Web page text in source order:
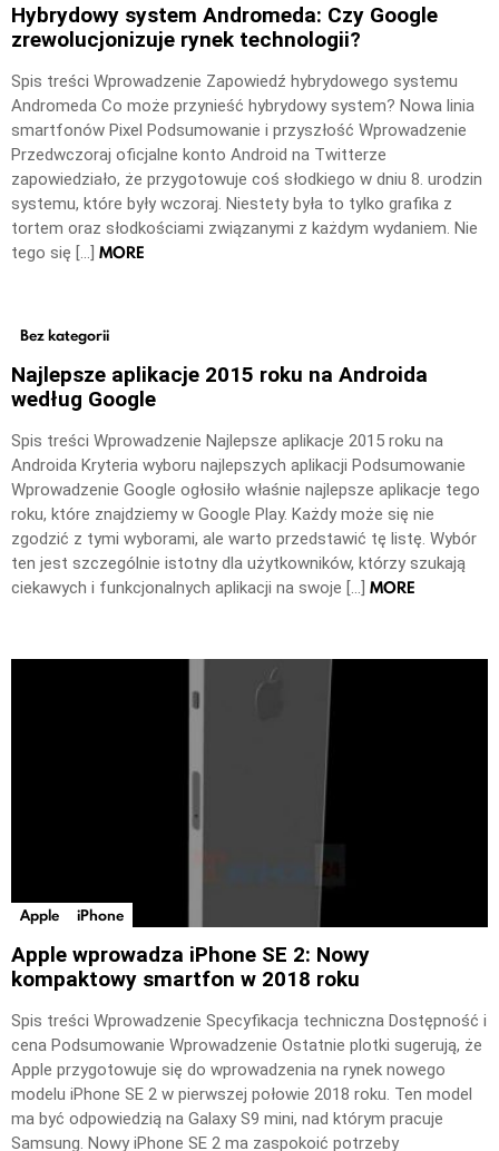
Hybrydowy system Andromeda: Czy Google
zrewolucjonizuje rynek technologii?
Spis treści Wprowadzenie Zapowiedź hybrydowego systemu
Andromeda Co może przynieść hybrydowy system? Nowa linia
smartfonów Pixel Podsumowanie i przyszłość Wprowadzenie
Przedwczoraj oficjalne konto Android na Twitterze
zapowiedziało, że przygotowuje coś słodkiego w dniu 8. urodzin
systemu, które były wczoraj. Niestety była to tylko grafika z
tortem oraz słodkościami związanymi z każdym wydaniem. Nie
tego się […] MORE
Bez kategorii
Najlepsze aplikacje 2015 roku na Androida
według Google
Spis treści Wprowadzenie Najlepsze aplikacje 2015 roku na
Androida Kryteria wyboru najlepszych aplikacji Podsumowanie
Wprowadzenie Google ogłosiło właśnie najlepsze aplikacje tego
roku, które znajdziemy w Google Play. Każdy może się nie
zgodzić z tymi wyborami, ale warto przedstawić tę listę. Wybór
ten jest szczególnie istotny dla użytkowników, którzy szukają
ciekawych i funkcjonalnych aplikacji na swoje […] MORE
Apple iPhone
Apple wprowadza iPhone SE 2: Nowy
kompaktowy smartfon w 2018 roku
Spis treści Wprowadzenie Specyfikacja techniczna Dostępność i
cena Podsumowanie Wprowadzenie Ostatnie plotki sugerują, że
Apple przygotowuje się do wprowadzenia na rynek nowego
modelu iPhone SE 2 w pierwszej połowie 2018 roku. Ten model
ma być odpowiedzią na Galaxy S9 mini, nad którym pracuje
Samsung. Nowy iPhone SE 2 ma zaspokoić potrzeby